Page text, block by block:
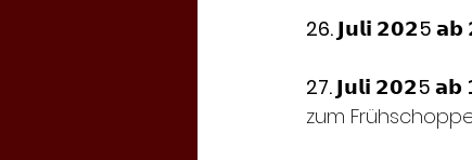
26. 𝗝𝘂𝗹𝗶 𝟮𝟬𝟮5
27. 𝗝𝘂𝗹𝗶 𝟮𝟬𝟮5
zum